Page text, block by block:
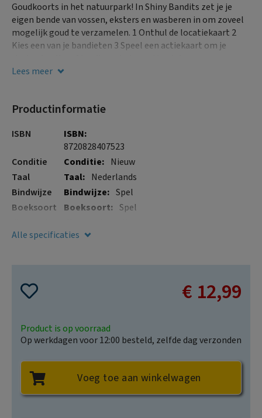
van
de
afbeeldingen-
gallerij
begin
van
de
afbeeldingen-
Goudkoorts in het natuurpark! In Shiny Bandits zet je je
eigen bende van vossen, eksters en wasberen in om zoveel
mogelijk goud te verzamelen. 1 Onthul de locatiekaart 2
Kies een van je bandieten 3 Speel een actiekaart om je
Lees meer
Productinformatie
Meer
ISBN
8720828407523
Conditie
Nieuw
Taal
Nederlands
Bindwijze
Spel
Boeksoort
Spel
Alle specificaties
€ 12,99
Product is op voorraad
Op werkdagen voor 12:00 besteld, zelfde dag verzonden
Voeg toe aan winkelwagen